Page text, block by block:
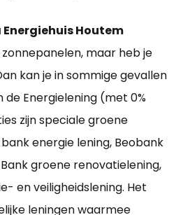
Houtem
maar heb je
kan je in sommige gevallen
Energielening (met 0%
zijn speciale groene
energie lening, Beobank
groene renovatielening,
en veiligheidslening. Het
leningen waarmee